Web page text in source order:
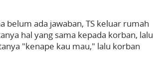
belum ada jawaban, TS keluar rumah
hal yang sama kepada korban, lalu
"kenape kau mau," lalu korban